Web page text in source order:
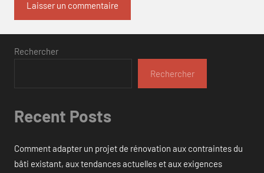
Rechercher
Rechercher
Recent Posts
Comment adapter un projet de rénovation aux contraintes du
bâti existant, aux tendances actuelles et aux exigences